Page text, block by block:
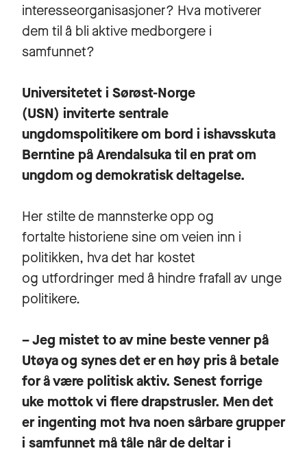
interesseorganisasjoner? Hva motiverer
dem til å bli aktive medborgere i
samfunnet?
Universitetet i Sørøst-Norge
(USN) inviterte sentrale
ungdomspolitikere om bord i ishavsskuta
Berntine på Arendalsuka til en prat om
ungdom og demokratisk deltagelse.
Her stilte de mannsterke opp og
fortalte historiene sine om veien inn i
politikken, hva det har kostet
og utfordringer med å hindre frafall av unge
politikere.
– Jeg mistet to av mine beste venner på
Utøya og synes det er en høy pris å betale
for å være politisk aktiv. Senest forrige
uke mottok vi flere drapstrusler. Men det
er ingenting mot hva noen sårbare grupper
i samfunnet må tåle når de deltar i